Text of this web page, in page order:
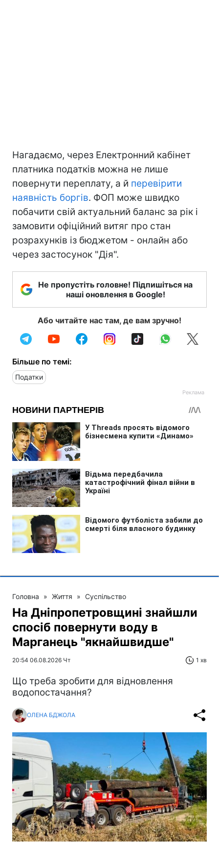
Нагадаємо, через Електронний кабінет
платника податків можна не лише
повернути переплату, а й перевірити
наявність боргів. ФОП може швидко
побачити свій актуальний баланс за рік і
замовити офіційний витяг про стан
розрахунків із бюджетом - онлайн або
через застосунок "Дія".
Не пропустіть головне! Підпишіться на
наші оновлення в Google!
Або читайте нас там, де вам зручно!
Більше по темі:
Податки
Головна » Життя » Суспільство
На Дніпропетровщині знайшли
спосіб повернути воду в
Марганець "якнайшвидше"
20:54 06.08.2026 Чт 1 хв
Що треба зробити для відновлення
водопостачання?
ОЛЕНА БДЖОЛА